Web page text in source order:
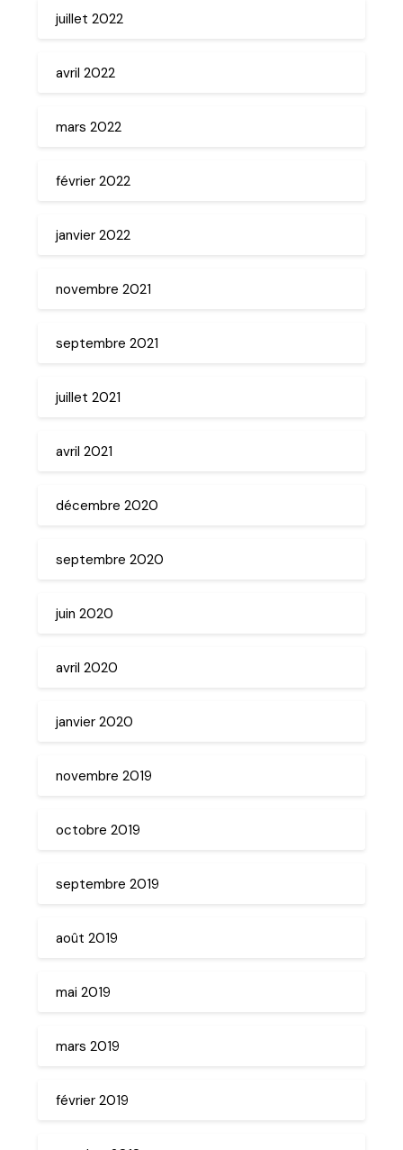
juillet 2022
avril 2022
mars 2022
février 2022
janvier 2022
novembre 2021
septembre 2021
juillet 2021
avril 2021
décembre 2020
septembre 2020
juin 2020
avril 2020
janvier 2020
novembre 2019
octobre 2019
septembre 2019
août 2019
mai 2019
mars 2019
février 2019